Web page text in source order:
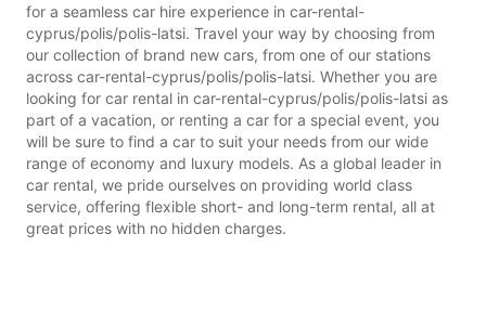
for a seamless car hire experience in car-rental-
cyprus/polis/polis-latsi. Travel your way by choosing from
our collection of brand new cars, from one of our stations
across car-rental-cyprus/polis/polis-latsi. Whether you are
looking for car rental in car-rental-cyprus/polis/polis-latsi as
part of a vacation, or renting a car for a special event, you
will be sure to find a car to suit your needs from our wide
range of economy and luxury models. As a global leader in
car rental, we pride ourselves on providing world class
service, offering flexible short- and long-term rental, all at
great prices with no hidden charges.